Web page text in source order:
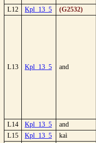
L12 Kpl_13_5 (G2532)
L13 Kpl_13_5 and
L14 Kpl_13_5 and
L15
Kpl_13_5 kaì